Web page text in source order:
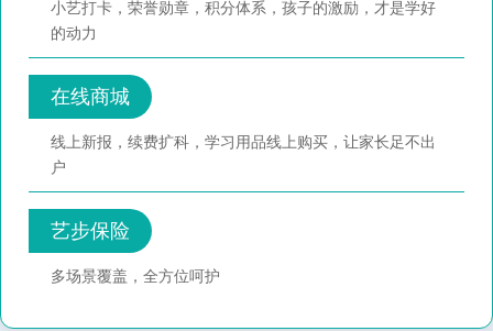
小艺打卡，荣誉勋章，积分体系，孩子的激励，才是学好
的动力
在线商城
线上新报，续费扩科，学习用品线上购买，让家长足不出
户
艺步保险
多场景覆盖，全方位呵护